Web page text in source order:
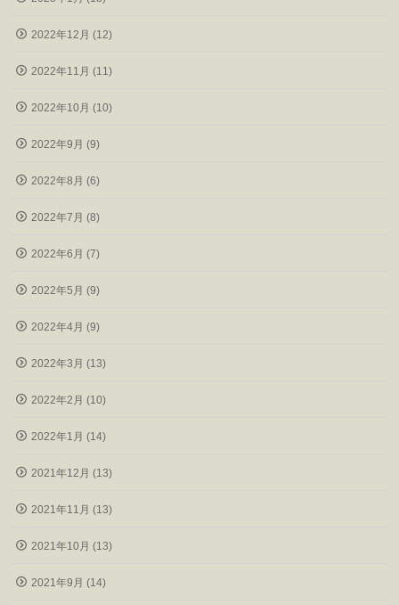
2022年12月 (12)
2022年11月 (11)
2022年10月 (10)
2022年9月 (9)
2022年8月 (6)
2022年7月 (8)
2022年6月 (7)
2022年5月 (9)
2022年4月 (9)
2022年3月 (13)
2022年2月 (10)
2022年1月 (14)
2021年12月 (13)
2021年11月 (13)
2021年10月 (13)
2021年9月 (14)